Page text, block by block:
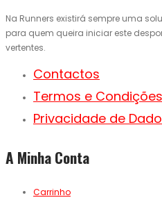
Na Runners existirá sempre uma
para quem queira iniciar este
vertentes.
Contactos
Termos e Condições
Privacidade de
A Minha Conta
Carrinho